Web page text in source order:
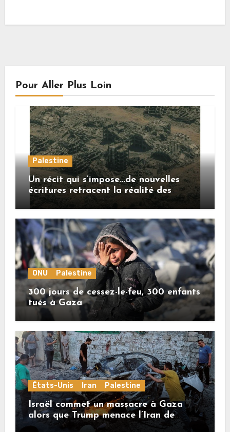
Pour Aller Plus Loin
Palestine
Un récit qui s’impose…de nouvelles
écritures retracent la réalité des
crimes sionistes à Gaza
ONU Palestine
300 jours de cessez-le-feu, 300 enfants
tués à Gaza
États-Unis Iran Palestine
Israël commet un massacre à Gaza
alors que Trump menace l’Iran de
«décapitation»